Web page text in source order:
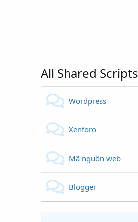
All Shared Scripts
Wordpress
Xenforo
Mã nguồn web
Blogger